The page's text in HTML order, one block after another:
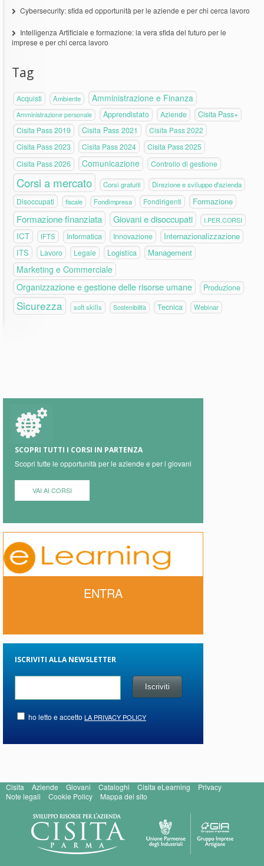
Cybersecurity: sfida ed opportunità per le aziende e per chi cerca lavoro
Intelligenza Artificiale e formazione: la vera sfida del futuro per le
imprese e per chi cerca lavoro
Tag
Acquisti Ambiente Amministrazione e Finanza
Amministrazione personale Apprendistato Aziende
Cisita Pass+
Cisita Pass 2019
Cisita Pass 2021 Cisita Pass 2022
Cisita Pass 2023 Cisita Pass 2024
Cisita Pass 2025
Cisita Pass 2026
Comunicazione Controllo di gestione
Corsi a mercato Corsi gratuiti Direzione e sviluppo d'azienda
Disoccupati fiscale Fondimpresa Fondirigenti Formazione
Formazione finanziata Giovani e disoccupati I.PER.CORSI
ICT IFTS Informatica Innovazione
Internazionalizzazione
ITS
Lavoro Legale Logistica Management
Marketing e Commerciale
Organizzazione e gestione delle risorse umane Produzione
Sicurezza soft skills Sostenibilità Tecnica Webinar
SCOPRI TUTTI I CORSI IN PARTENZA
Scopri tutte le opportunità per le aziende e per i giovani
VAI AI CORSI
ENTRA
ISCRIVITI ALLA NEWSLETTER
ho letto e accetto LA PRIVACY POLICY
Cisita Aziende Giovani Cataloghi Cisita eLearning
Privacy
Note legali
Cookie Policy Mappa del sito